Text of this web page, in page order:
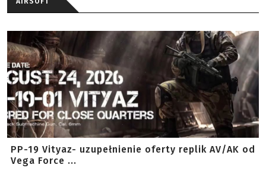
PP-19 Vityaz- uzupełnienie oferty replik AV/AK od
Vega Force ...